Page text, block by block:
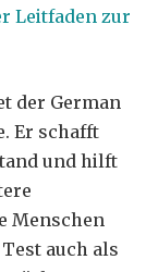
Leitfaden zur
der German
Er schafft
und hilft
Menschen
auch als